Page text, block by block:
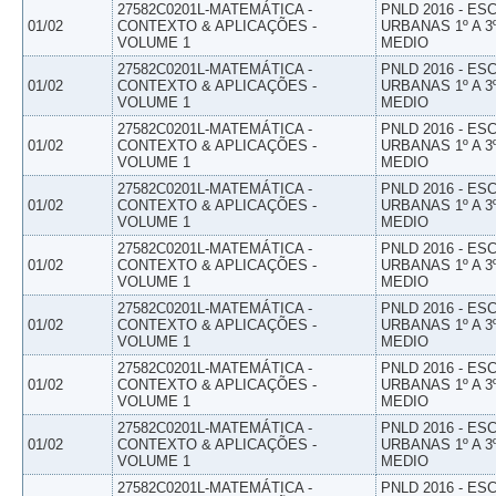
01/02
27582C0201L-MATEMÁTICA -
CONTEXTO & APLICAÇÕES -
VOLUME 1
PNLD 2016 -
URBANAS 1º A
MEDIO
01/02
27582C0201L-MATEMÁTICA -
CONTEXTO & APLICAÇÕES -
VOLUME 1
PNLD 2016 -
URBANAS 1º A
MEDIO
01/02
27582C0201L-MATEMÁTICA -
CONTEXTO & APLICAÇÕES -
VOLUME 1
PNLD 2016 -
URBANAS 1º A
MEDIO
01/02
27582C0201L-MATEMÁTICA -
CONTEXTO & APLICAÇÕES -
VOLUME 1
PNLD 2016 -
URBANAS 1º A
MEDIO
01/02
27582C0201L-MATEMÁTICA -
CONTEXTO & APLICAÇÕES -
VOLUME 1
PNLD 2016 -
URBANAS 1º A
MEDIO
01/02
27582C0201L-MATEMÁTICA -
CONTEXTO & APLICAÇÕES -
VOLUME 1
PNLD 2016 -
URBANAS 1º A
MEDIO
01/02
27582C0201L-MATEMÁTICA -
CONTEXTO & APLICAÇÕES -
VOLUME 1
PNLD 2016 -
URBANAS 1º A
MEDIO
01/02
27582C0201L-MATEMÁTICA -
CONTEXTO & APLICAÇÕES -
VOLUME 1
PNLD 2016 -
URBANAS 1º A
MEDIO
27582C0201L-MATEMÁTICA -
PNLD 2016 -